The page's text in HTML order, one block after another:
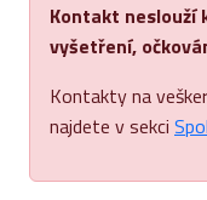
Kontakt neslouží
vyšetření,
Kontakty na
najdete v sekci